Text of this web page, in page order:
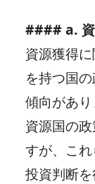
#### a. 資
資源獲得
を持つ国
傾向があり
資源国の
すが、こ
投資判断を